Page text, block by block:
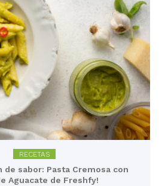
RECETAS
de sabor: Pasta Cremosa con
Aguacate de Freshfy!